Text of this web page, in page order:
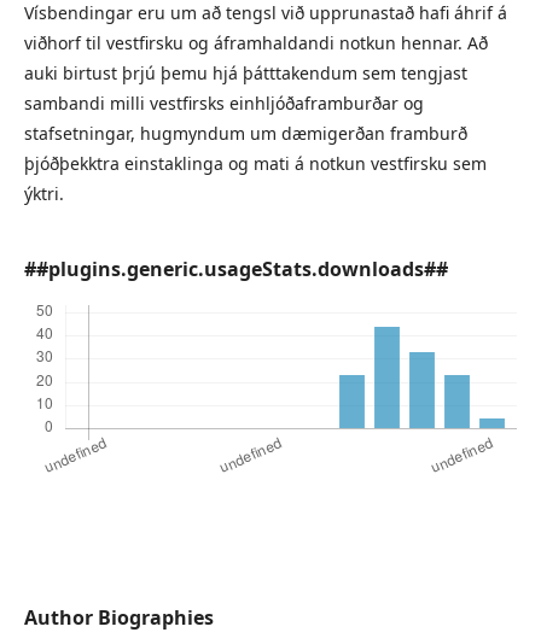
Vísbendingar eru um að tengsl við upprunastað hafi áhrif á
viðhorf til vestfirsku og áframhaldandi notkun hennar. Að
auki birtust þrjú þemu hjá þátttakendum sem tengjast
sambandi milli vestfirsks einhljóðaframburðar og
stafsetningar, hugmyndum um dæmigerðan framburð
þjóðþekktra einstaklinga og mati á notkun vestfirsku sem
ýktri.
##plugins.generic.usageStats.downloads##
Author Biographies